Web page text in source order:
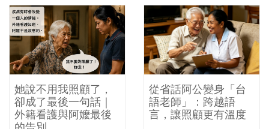
她說不用我照顧了，
卻成了最後一句話｜
外籍看護與阿嬤最後
從省話阿公變身「台
語老師」：跨越語
言，讓照顧更有溫度